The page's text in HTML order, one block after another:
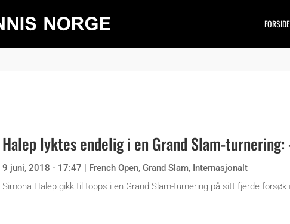
FORSIDE
Halep lyktes endelig i en Grand Slam-
9 juni, 2018 - 17:47 French Open, Grand Slam, Internasjonalt
Simona Halep gikk til topps i en Grand Slam-turnering på sitt fjerde